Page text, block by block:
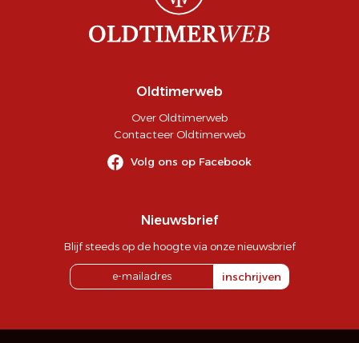
Oldtimerweb
Over Oldtimerweb
Contacteer Oldtimerweb
Volg ons op Facebook
Nieuwsbrief
Blijf steeds op de hoogte via onze nieuwsbrief
inschrijven